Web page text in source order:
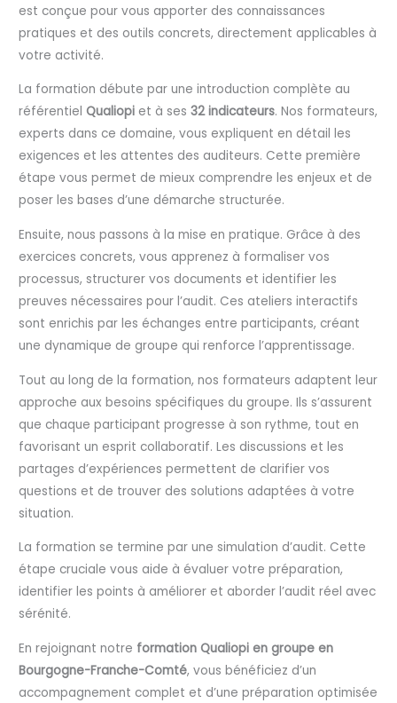
est conçue pour vous apporter des connaissances
pratiques et des outils concrets, directement applicables à
votre activité.
La formation débute par une introduction complète au
référentiel Qualiopi et à ses32 indicateurs. Nos formateurs,
experts dans ce domaine, vous expliquent en détail les
exigences et les attentes des auditeurs. Cette première
étape vous permet de mieux comprendre les enjeux et de
poser les bases d’une démarche structurée.
Ensuite, nous passons à la mise en pratique. Grâce à des
exercices concrets, vous apprenez à formaliser vos
processus, structurer vos documents et identifier les
preuves nécessaires pour l’audit. Ces ateliers interactifs
sont enrichis par les échanges entre participants, créant
une dynamique de groupe qui renforce l’apprentissage.
Tout au long de la formation, nos formateurs adaptent leur
approche aux besoins spécifiques du groupe. Ils s’assurent
que chaque participant progresse à son rythme, tout en
favorisant un esprit collaboratif. Les discussions et les
partages d’expériences permettent de clarifier vos
questions et de trouver des solutions adaptées à votre
situation.
La formation se termine par une simulation d’audit. Cette
étape cruciale vous aide à évaluer votre préparation,
identifier les points à améliorer et aborder l’audit réel avec
sérénité.
En rejoignant notre formation Qualiopi en groupe en
Bourgogne-Franche-Comté, vous bénéficiez d’un
accompagnement complet et d’une préparation optimisée